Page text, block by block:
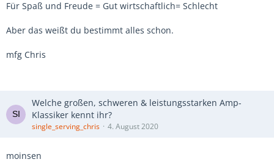
Für Spaß und Freude = Gut wirtschaftlich= Schlecht
Aber das weißt du bestimmt alles schon.
mfg Chris
Welche großen, schweren & leistungsstarken Amp-
Klassiker kennt ihr?
single_serving_chris 4. August 2020
moinsen